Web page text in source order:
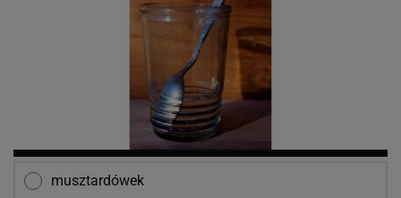
musztardówek